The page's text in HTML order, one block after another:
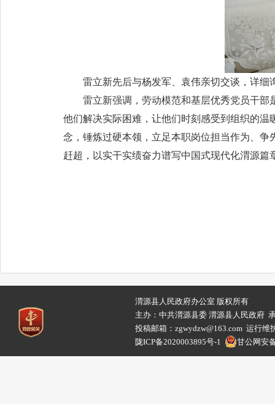
雷立新先后与杨发军、袁伟亲切交谈，详
雷立新强调，劳动模范和基层优秀党员干
他们解决实际困难，让他们时刻感受到组织的
念，锤炼过硬本领，立足本职岗位担当作为、
赶超，以实干实绩奋力谱写中国式现代化渭源篇
渭源县人民政府办公室 版权所有
主办：中共渭源县委 渭源县人民政府
投稿邮箱：zgwydzw@163.com 运行维
陇ICP备2020003895号-1
甘公网安